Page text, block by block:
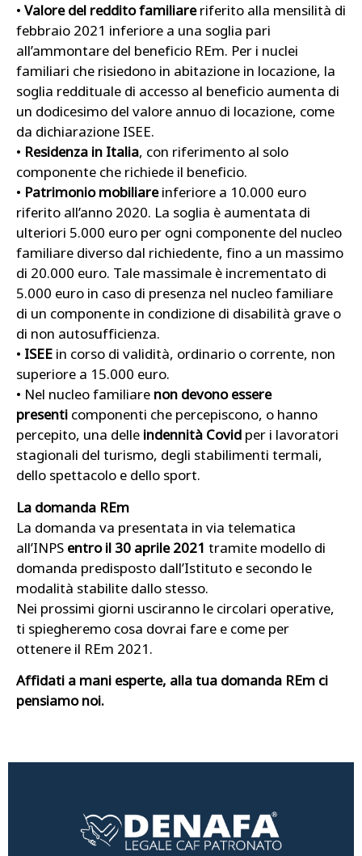
• Valore del reddito familiareriferito alla mensilità di
febbraio 2021 inferiore a una soglia pari
all’ammontare del beneficio REm. Per i nuclei
familiari che risiedono in abitazione in locazione, la
soglia reddituale di accesso al beneficio aumenta di
un dodicesimo del valore annuo di locazione, come
da dichiarazione ISEE.
• Residenza in Italia, con riferimento al solo
componente che richiede il beneficio.
• Patrimonio mobiliareinferiore a 10.000 euro
riferito all’anno 2020. La soglia è aumentata di
ulteriori 5.000 euro per ogni componente del nucleo
familiare diverso dal richiedente, fino a un massimo
di 20.000 euro. Tale massimale è incrementato di
5.000 euro in caso di presenza nel nucleo familiare
di un componente in condizione di disabilità grave o
di non autosufficienza.
• ISEE in corso di validità, ordinario o corrente, non
superiore a 15.000 euro.
• Nel nucleo familiare non devono essere
presenti componenti che percepiscono, o hanno
percepito, una delle indennità Covid per i lavoratori
stagionali del turismo, degli stabilimenti termali,
dello spettacolo e dello sport.
La domanda REm
La domanda va presentata in via telematica
all’INPS entro il 30 aprile 2021 tramite modello di
domanda predisposto dall’Istituto e secondo le
modalità stabilite dallo stesso.
Nei prossimi giorni usciranno le circolari operative,
ti spiegheremo cosa dovrai fare e come per
ottenere il REm 2021.
Affidati a mani esperte, alla tua domanda REm ci
pensiamo noi.